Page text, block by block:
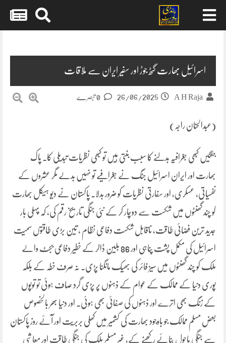
اسرائیل بھارت گٹھ جوڑ اور سفیر ایران سے ملاقات
A H Raja
26/06/2025
(عبدالحنان راجہ)
جنگیں کبھی جغرافیہ بدلنے کا سبب بنتی ہیں تو کبھی نظریات تبدیلی کا۔ پاک
بھارت اور ایران اسرائیل جنگ نے جغرافیے تو نہیں بدلے مگر عشروں کے
نفسیاتی، عسکری، اور سفارتی نظریات کو ضرور بدلا۔ پاکستان نے دیو ہیکل بھارت
کو چند گھنٹوں میں شکست سے دوچار کر کے نئی جنگی تاریخ رقم کی، کہ پہلی بار
جدید ترین فضائی طاقت، ناقابل شکست دفاعی نظام ، تین بڑی طاقتوں سمیت
اسرائیل کی مکمل پشت پناہی اور 86 بلین ڈالر کے خطیر دفاعی بجٹ والے
ملک کو چند گھنٹوں میں سیز فائر کی بھیک مانگنا پڑی۔ نہ صرف خطہ کے بلکہ
پوری دنیا کے ممالک کے عوام کے ذہنوں پر پڑی گرد صاف ہوئی تو توپوں
کے زنگ بھی اترے اور ذہنوں کی صفائی بھی ہوئی۔ اور دنیا بھر بالخصوص
بعض مسلم ممالک جو باوجود بھارت کی کشمیر میں کھلی بربریت اور آئے روز پاکستان
سے جنگی ماحول بنائے رکھنے کے، غیر مسلم ملک کی جنگی طاقت اور معاشی